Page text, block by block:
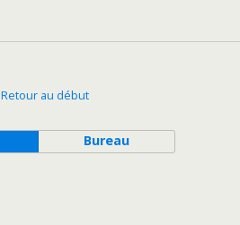
Retour au début
Bureau